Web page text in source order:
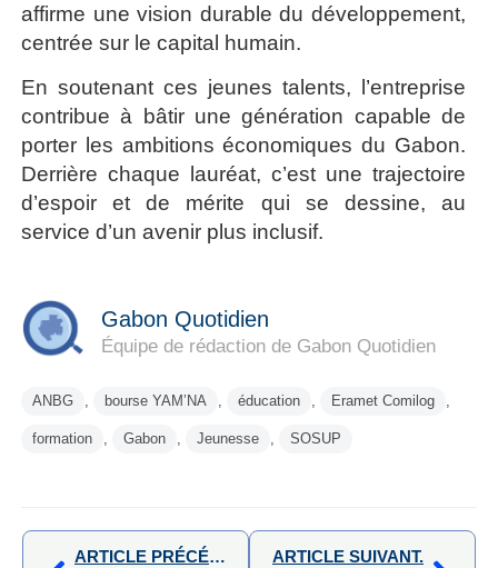
affirme une vision durable du développement,
centrée sur le capital humain.
En soutenant ces jeunes talents, l’entreprise
contribue à bâtir une génération capable de
porter les ambitions économiques du Gabon.
Derrière chaque lauréat, c’est une trajectoire
d’espoir et de mérite qui se dessine, au
service d’un avenir plus inclusif.
Gabon Quotidien
Équipe de rédaction de Gabon Quotidien
ANBG , bourse YAM’NA , éducation , Eramet Comilog ,
formation , Gabon , Jeunesse , SOSUP
ARTICLE PRÉCÉDENT, ARTICLE SUIVANT.